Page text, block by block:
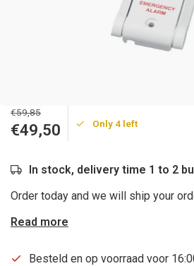
€59,85
€49,50 Only 4 left
In stock, delivery time 1 to 2
Order today and we will ship your
Read more
Besteld en op voorraad voor